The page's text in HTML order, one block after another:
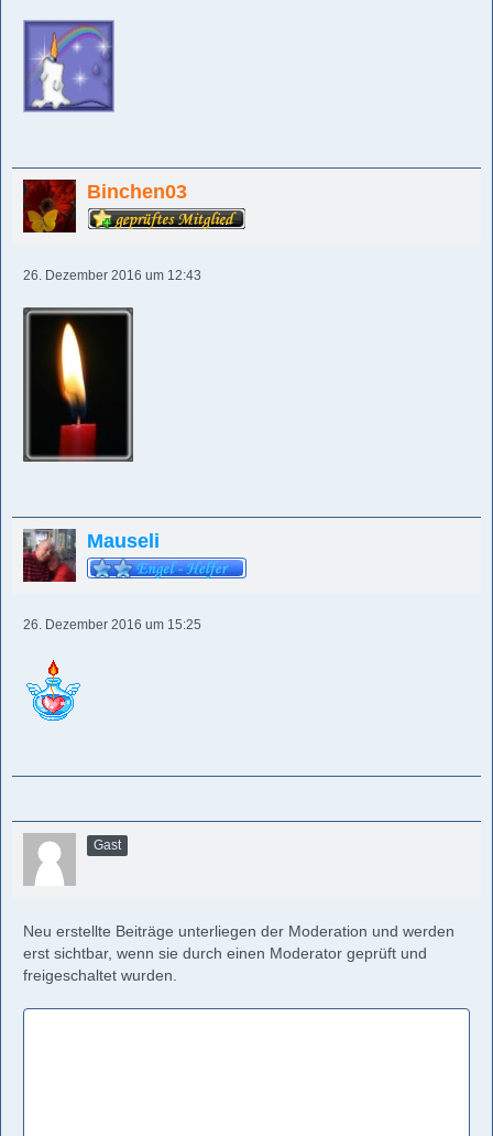
Binchen03
26. Dezember 2016 um 12:43
Mauseli
26. Dezember 2016 um 15:25
Gast
Neu erstellte Beiträge unterliegen der Moderation und werden
erst sichtbar, wenn sie durch einen Moderator geprüft und
freigeschaltet wurden.